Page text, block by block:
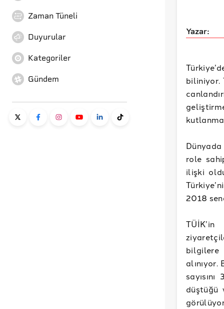
Zaman Tüneli
Duyurular
Kategoriler
Gündem
Yazar:
biliniyor.
role
ilişki
2018
bilgilere
düştüğü